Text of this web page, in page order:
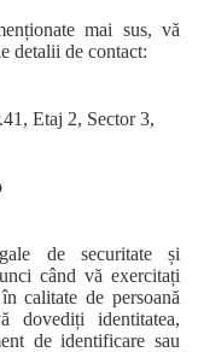
mai sus, vă
detalii de contact:
Etaj 2, Sector 3,
de securitate și
când vă exercitați
calitate de persoană
dovediți identitatea,
de identificare sau